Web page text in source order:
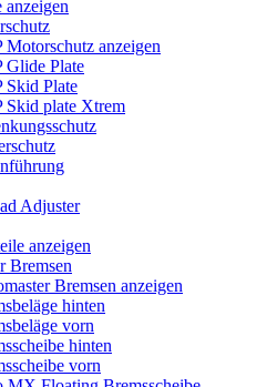
anzeigen
Motorschutz anzeigen
Glide Plate
Skid Plate
Skid plate Xtrem
Adjuster
anzeigen
Bremsen
Bremsen anzeigen
hinten
vorn
hinten
vorn